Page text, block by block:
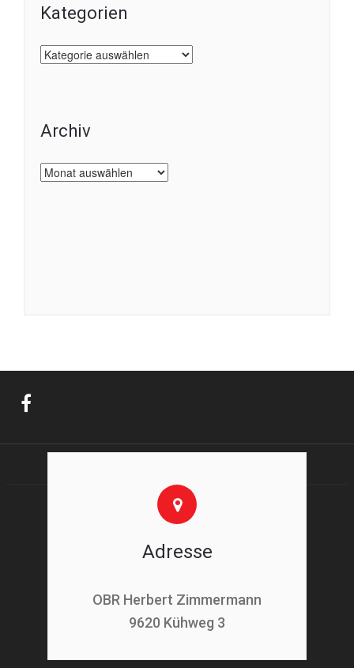
Kategorien
Kategorien
Archiv
Archiv
Adresse
OBR Herbert Zimmermann
9620 Kühweg 3